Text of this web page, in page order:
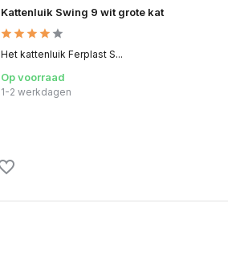
Kattenluik Swing 9 wit grote kat
Het kattenluik Ferplast S...
Op voorraad
1-2 werkdagen